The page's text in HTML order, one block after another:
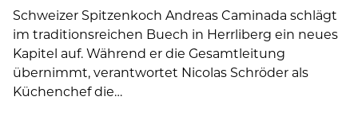
Schweizer Spitzenkoch Andreas Caminada schlägt
im traditionsreichen Buech in Herrliberg ein neues
Kapitel auf. Während er die Gesamtleitung
übernimmt, verantwortet Nicolas Schröder als
Küchenchef die…